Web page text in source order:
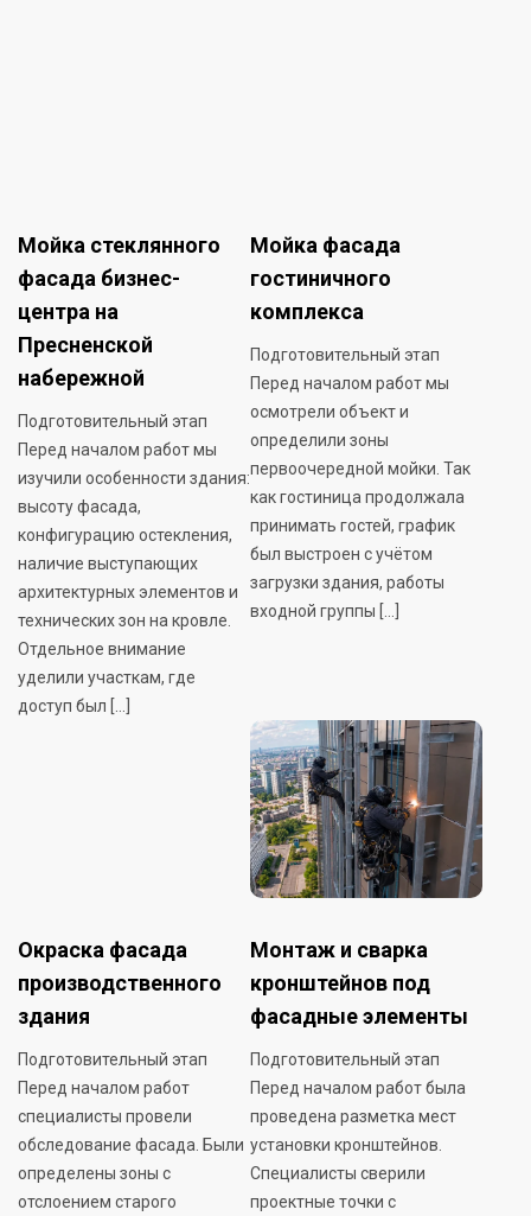
Мойка стеклянного
фасада бизнес-
центра на
Пресненской
набережной
Подготовительный этап
Перед началом работ мы
изучили особенности здания:
высоту фасада,
конфигурацию остекления,
наличие выступающих
архитектурных элементов и
технических зон на кровле.
Отдельное внимание
уделили участкам, где
доступ был […]
Мойка фасада
гостиничного
комплекса
Подготовительный этап
Перед началом работ мы
осмотрели объект и
определили зоны
первоочередной мойки. Так
как гостиница продолжала
принимать гостей, график
был выстроен с учётом
загрузки здания, работы
входной группы […]
Окраска фасада
производственного
здания
Подготовительный этап
Перед началом работ
специалисты провели
обследование фасада. Были
определены зоны с
отслоением старого
Монтаж и сварка
кронштейнов под
фасадные элементы
Подготовительный этап
Перед началом работ была
проведена разметка мест
установки кронштейнов.
Специалисты сверили
проектные точки с